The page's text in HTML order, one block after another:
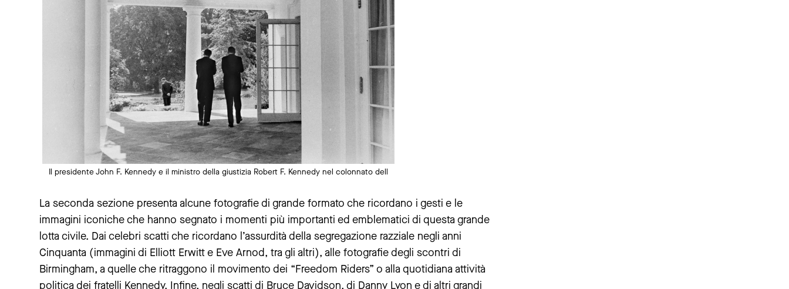
Il presidente John F. Kennedy e il ministro della giustizia Robert F. Kennedy nel colonnato dell
La seconda sezione presenta alcune fotografie di grande formato che ricordano i gesti e le
immagini iconiche che hanno segnato i momenti più importanti ed emblematici di questa grande
lotta civile. Dai celebri scatti che ricordano l’assurdità della segregazione razziale negli anni
Cinquanta (immagini di Elliott Erwitt e Eve Arnod, tra gli altri), alle fotografie degli scontri di
Birmingham, a quelle che ritraggono il movimento dei “Freedom Riders” o alla quotidiana attività
politica dei fratelli Kennedy. Infine, negli scatti di Bruce Davidson, di Danny Lyon e di altri grandi